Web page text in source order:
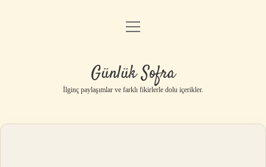
Anasayfa
Yasal Uyarı
menüyü
Günlük Sofra
İlginç paylaşımlar ve farklı fikirlerle dolu içerikler.